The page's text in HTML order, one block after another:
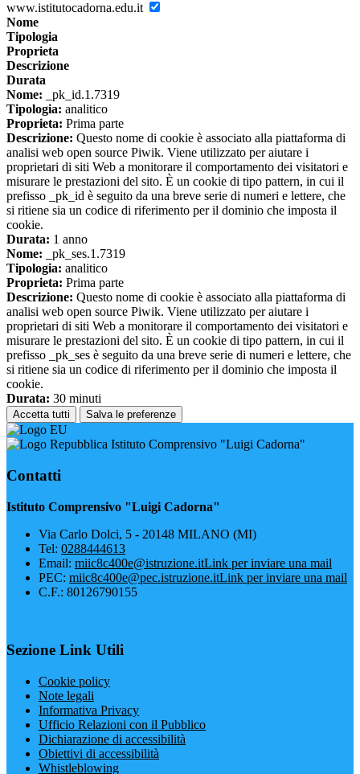
www.istitutocadorna.edu.it
Nome
Tipologia
Proprieta
Descrizione
Durata
Nome: _pk_id.1.7319
Tipologia: analitico
Proprieta: Prima parte
Descrizione: Questo nome di cookie è associato alla piattaforma di
analisi web open source Piwik. Viene utilizzato per aiutare i
proprietari di siti Web a monitorare il comportamento dei visitatori e
misurare le prestazioni del sito. È un cookie di tipo pattern, in cui il
prefisso _pk_id è seguito da una breve serie di numeri e lettere, che
si ritiene sia un codice di riferimento per il dominio che imposta il
cookie.
Durata: 1 anno
Nome: _pk_ses.1.7319
Tipologia: analitico
Proprieta: Prima parte
Descrizione: Questo nome di cookie è associato alla piattaforma di
analisi web open source Piwik. Viene utilizzato per aiutare i
proprietari di siti Web a monitorare il comportamento dei visitatori e
misurare le prestazioni del sito. È un cookie di tipo pattern, in cui il
prefisso _pk_ses è seguito da una breve serie di numeri e lettere, che
si ritiene sia un codice di riferimento per il dominio che imposta il
cookie.
Durata: 30 minuti
Accetta tutti Salva le preferenze
Istituto Comprensivo "Luigi Cadorna"
Contatti
Istituto Comprensivo "Luigi Cadorna"
Via Carlo Dolci, 5 - 20148 MILANO (MI)
Tel: 0288444613
Email: miic8c400e@istruzione.itLink per inviare una mail
PEC: miic8c400e@pec.istruzione.itLink per inviare una mail
C.F.: 80126790155
Sezione Link Utili
Cookie policy
Note legali
Informativa Privacy
Ufficio Relazioni con il Pubblico
Dichiarazione di accessibilità
Obiettivi di accessibilità
Whistleblowing